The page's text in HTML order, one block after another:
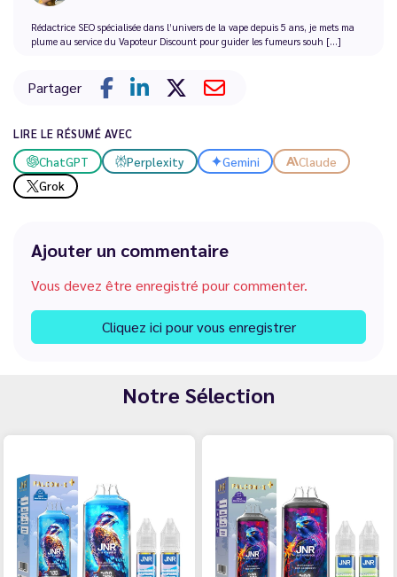
Rédactrice SEO spécialisée dans l’univers de la vape depuis 5 ans, je mets ma
plume au service du Vapoteur Discount pour guider les fumeurs souh [...]
Partager
LIRE LE RÉSUMÉ AVEC
ChatGPT Perplexity Gemini
Claude
Grok
Ajouter un commentaire
Vous devez être enregistré pour commenter.
Cliquez ici pour vous enregistrer
Notre Sélection